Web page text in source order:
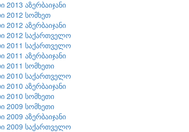
2013 აზერბაიჯანი
2012 სომხეთ
2012 აზერბაიჯანი
2012 საქართველო
2011 საქართველო
2011 აზერბაიჯანი
2011 სომხეთი
2010 საქართველო
2010 აზერბაიჯანი
2010 სომხეთი
2009 სომხეთი
2009 აზერბაიჯანი
2009 საქართველო